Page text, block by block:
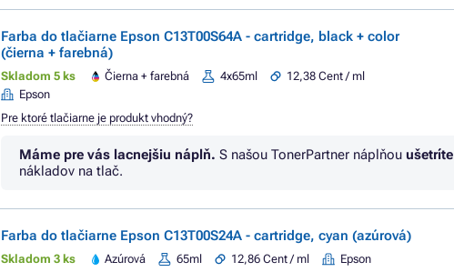
Farba do tlačiarne Epson C13T00S64A - cartridge, black + color
(čierna + farebná)
Skladom 5 ks Čierna + farebná 4x65ml
12,38 Cent / ml
Epson
Pre ktoré tlačiarne je produkt vhodný?
Máme pre vás lacnejšiu náplň. S našou TonerPartner náplňou ušetríte
nákladov na tlač.
Farba do tlačiarne Epson C13T00S24A - cartridge, cyan (azúrová)
Skladom 3 ks Azúrová 65ml 12,86 Cent / ml Epson